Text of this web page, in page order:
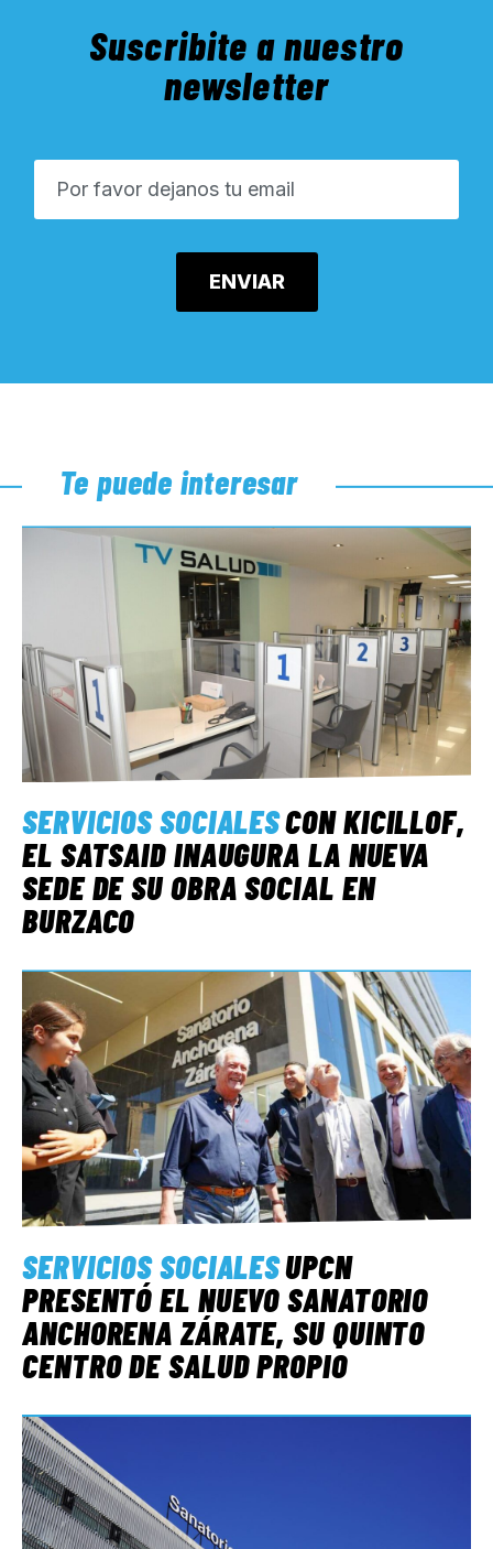
Suscribite a nuestro
newsletter
Te puede interesar
SERVICIOS SOCIALESCON KICILLOF,
EL SATSAID INAUGURA LA NUEVA
SEDE DE SU OBRA SOCIAL EN
BURZACO
SERVICIOS SOCIALESUPCN
PRESENTÓ EL NUEVO SANATORIO
ANCHORENA ZÁRATE, SU QUINTO
CENTRO DE SALUD PROPIO